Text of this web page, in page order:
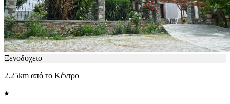
Ξενοδοχειο
2.25km από το Κέντρο